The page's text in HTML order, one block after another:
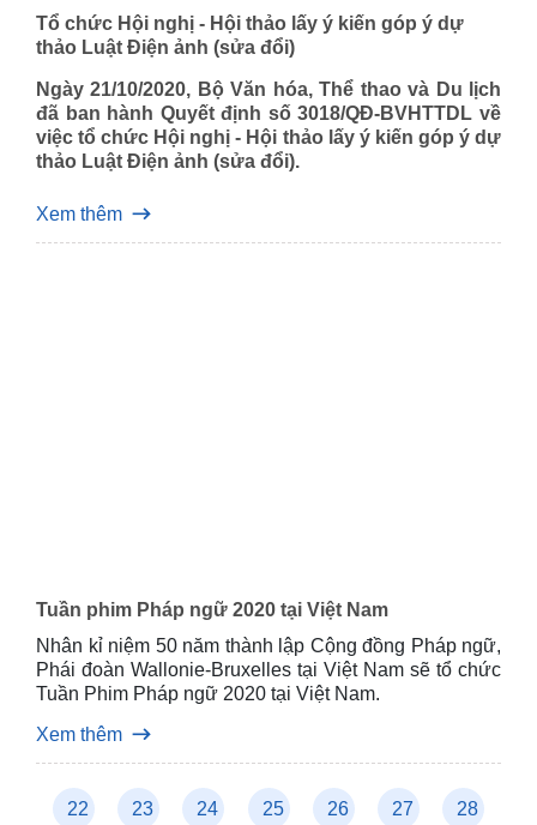
Tổ chức Hội nghị - Hội thảo lấy ý kiến góp ý dự
thảo Luật Điện ảnh (sửa đổi)
Ngày 21/10/2020, Bộ Văn hóa, Thể thao và Du lịch
đã ban hành Quyết định số 3018/QĐ-BVHTTDL về
việc tổ chức Hội nghị - Hội thảo lấy ý kiến góp ý dự
thảo Luật Điện ảnh (sửa đổi).
Xem thêm
Tuần phim Pháp ngữ 2020 tại Việt Nam
Nhân kỉ niệm 50 năm thành lập Cộng đồng Pháp ngữ,
Phái đoàn Wallonie-Bruxelles tại Việt Nam sẽ tổ chức
Tuần Phim Pháp ngữ 2020 tại Việt Nam.
Xem thêm
22 23 24 25 26 27 28